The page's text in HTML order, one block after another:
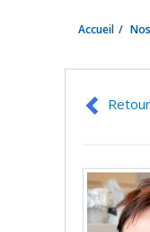
Accueil